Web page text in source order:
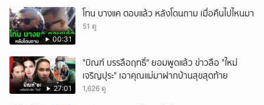
00:31
โทน บางแค ตอบแล้ว หลังโดนถาม เมื่อคืนไปไหนมา
51 ดู
27:01
"บิณฑ์ บรรลือฤทธิ์" ยอมพูดแล้ว ข่าวลือ "ใหม่
เจริญปุระ" เอาคุณแม่มาฝากบ้านสุขสุดท้าย
1,626 ดู